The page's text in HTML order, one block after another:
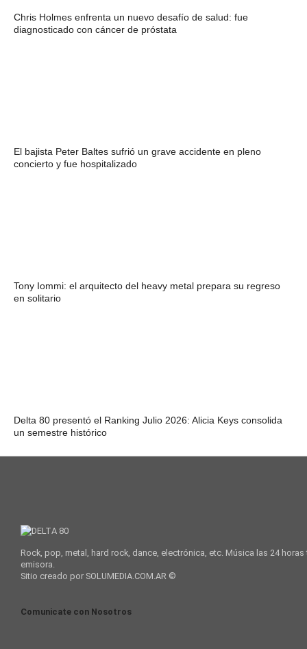
Chris Holmes enfrenta un nuevo desafío de salud: fue
diagnosticado con cáncer de próstata
El bajista Peter Baltes sufrió un grave accidente en pleno
concierto y fue hospitalizado
Tony Iommi: el arquitecto del heavy metal prepara su regreso
en solitario
Delta 80 presentó el Ranking Julio 2026: Alicia Keys consolida
un semestre histórico
Rock, pop, metal, hard rock, dance, electrónica, etc. Música las 24
emisora.
Sitio creado por SOLUMEDIA.COM.AR ©
Comunicate con Nosotros